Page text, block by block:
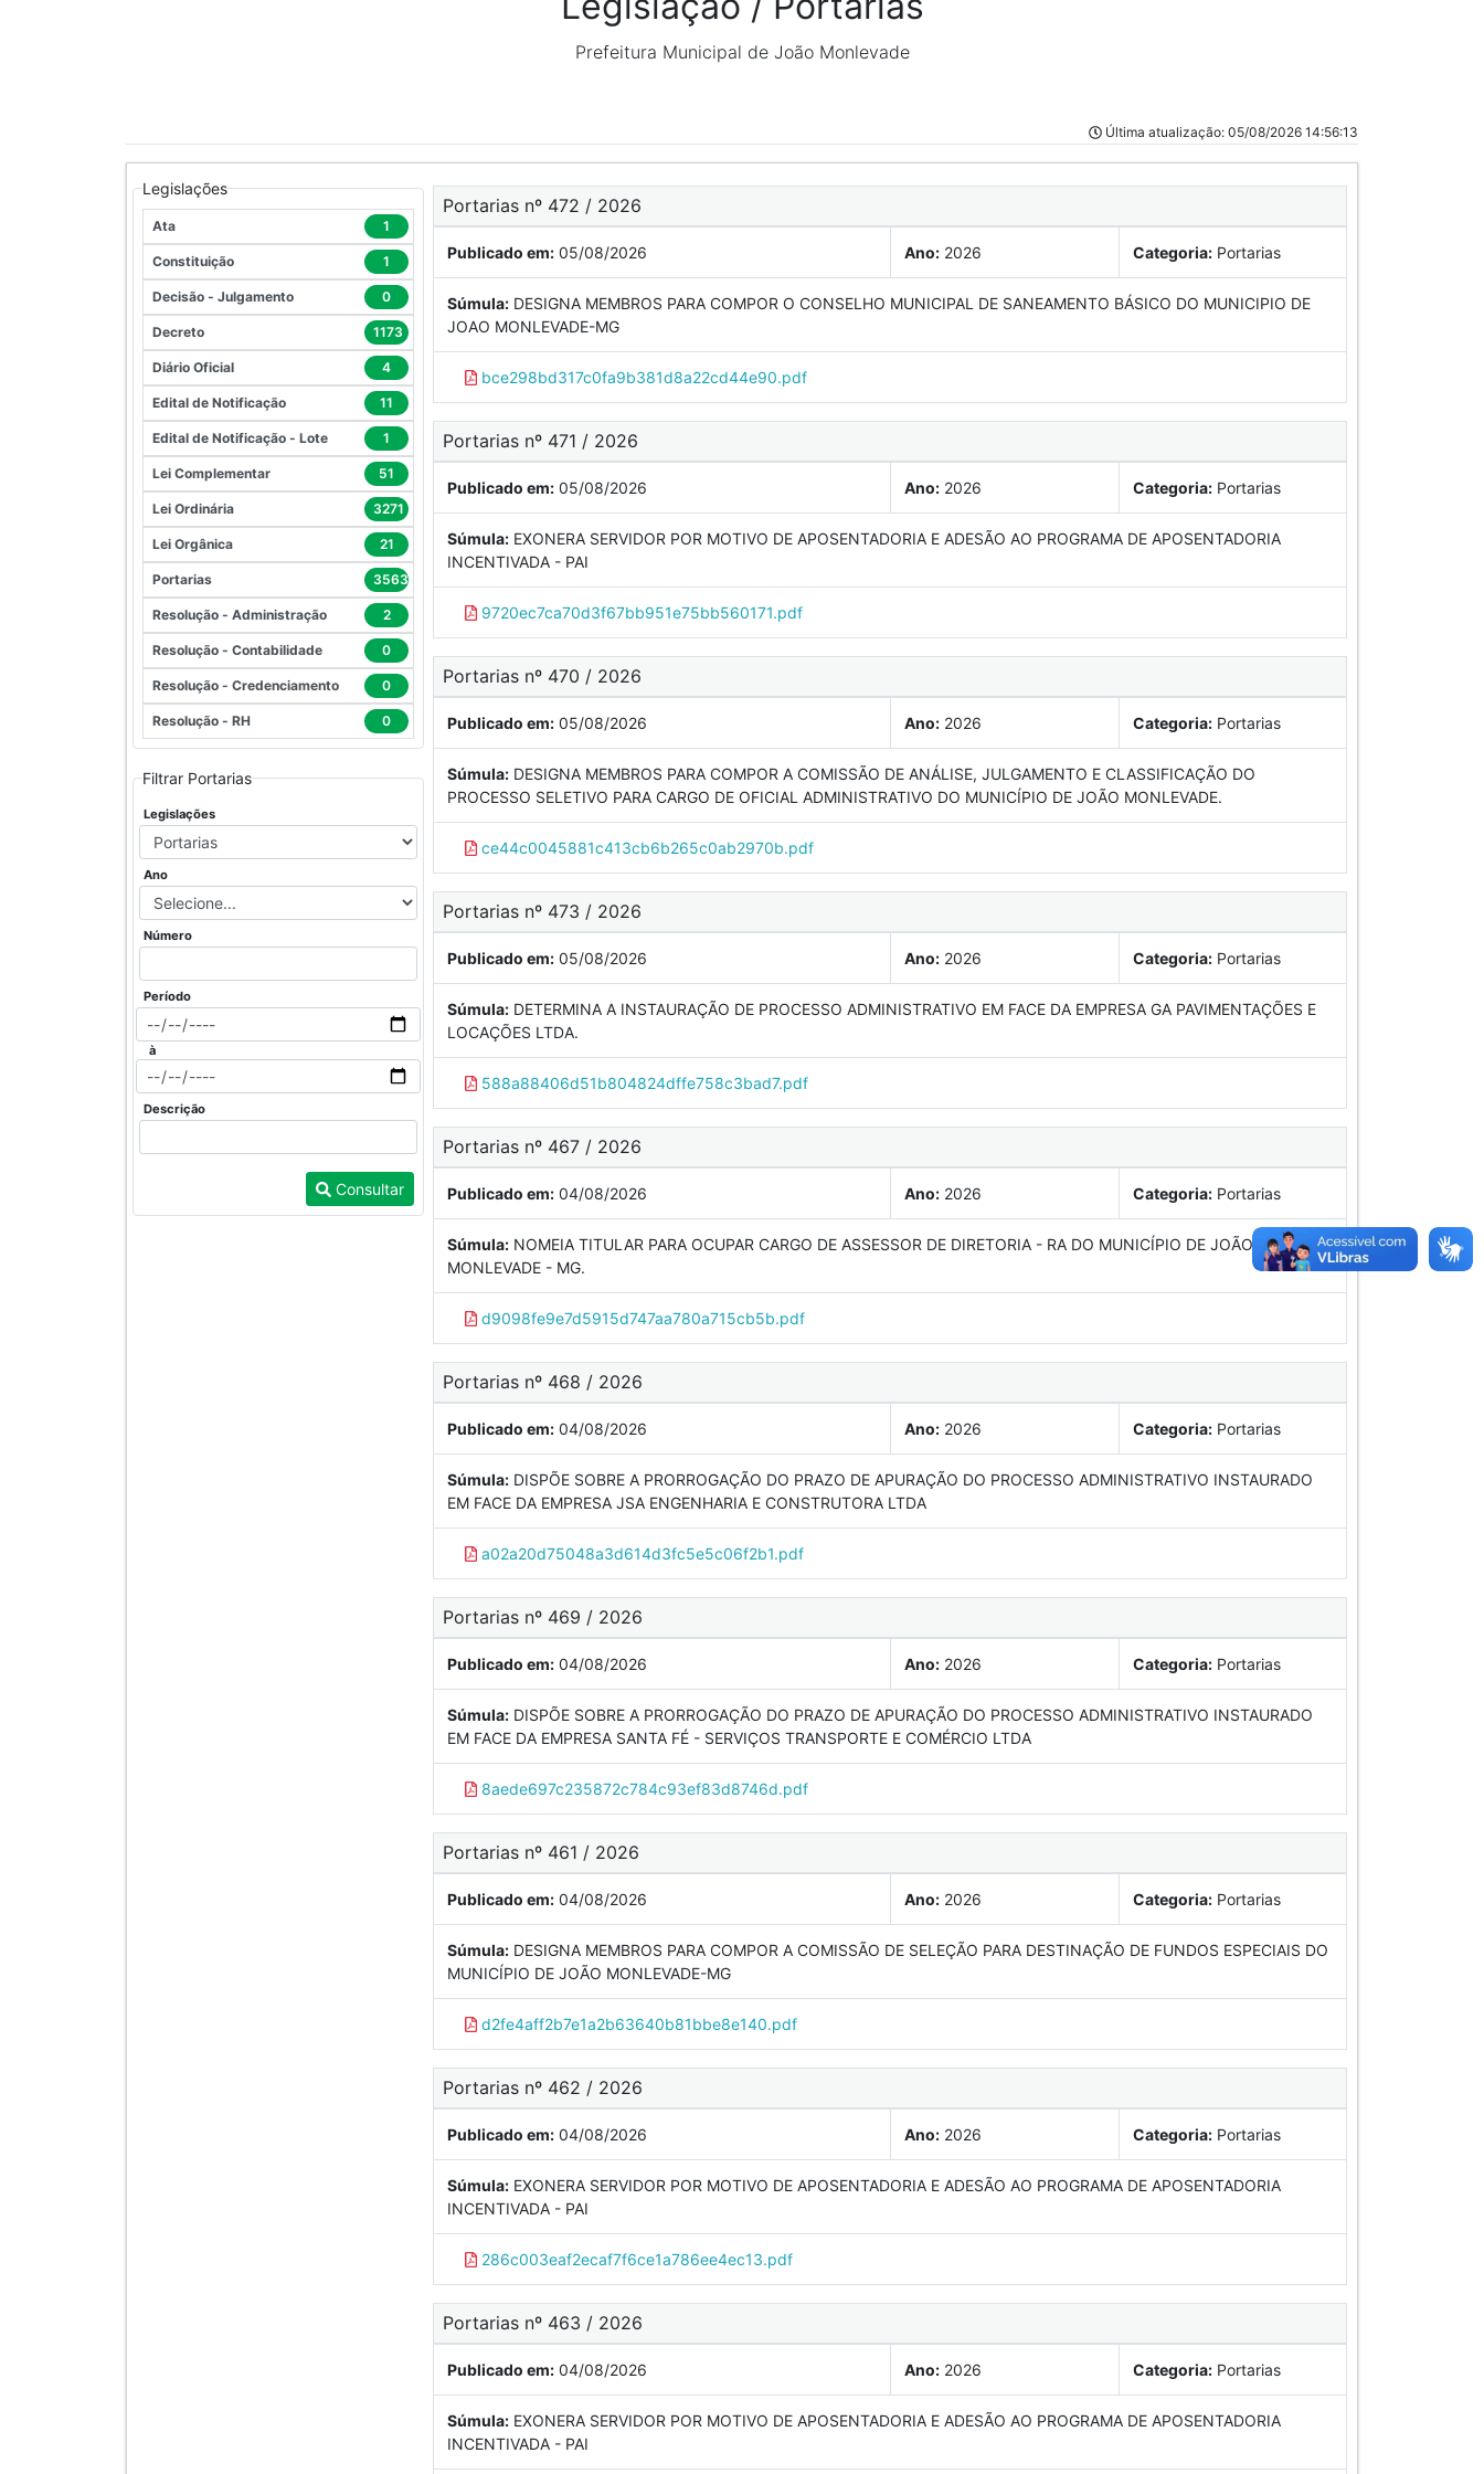
Prefeitura Municipal de João Monlevade
Última atualização: 05/08/2026 14:56:13
Legislações
Ata 1
Constituição 1
Decisão - Julgamento 0
Decreto 1173
Diário Oficial 4
Edital de Notificação 11
Edital de Notificação - Lote 1
Lei Complementar 51
Lei Ordinária 3271
Lei Orgânica 21
Portarias 3563
Resolução - Administração 2
Resolução - Contabilidade 0
Resolução - Credenciamento 0
Resolução - RH 0
Filtrar Portarias
Legislações
Ano
Número
Período
à
Descrição
Consultar
Portarias nº 472 / 2026
Publicado em: 05/08/2026 Ano: 2026 Categoria: Portarias
Súmula: DESIGNA MEMBROS PARA COMPOR O CONSELHO MUNICIPAL DE SANEAMENTO BÁSICO DO MUNICIPIO DE
JOAO MONLEVADE-MG
bce298bd317c0fa9b381d8a22cd44e90.pdf
Portarias nº 471 / 2026
Publicado em: 05/08/2026 Ano: 2026 Categoria: Portarias
Súmula: EXONERA SERVIDOR POR MOTIVO DE APOSENTADORIA E ADESÃO AO PROGRAMA DE APOSENTADORIA
INCENTIVADA - PAI
9720ec7ca70d3f67bb951e75bb560171.pdf
Portarias nº 470 / 2026
Publicado em: 05/08/2026 Ano: 2026 Categoria: Portarias
Súmula: DESIGNA MEMBROS PARA COMPOR A COMISSÃO DE ANÁLISE, JULGAMENTO E CLASSIFICAÇÃO DO
PROCESSO SELETIVO PARA CARGO DE OFICIAL ADMINISTRATIVO DO MUNICÍPIO DE JOÃO MONLEVADE.
ce44c0045881c413cb6b265c0ab2970b.pdf
Portarias nº 473 / 2026
Publicado em: 05/08/2026 Ano: 2026 Categoria: Portarias
Súmula: DETERMINA A INSTAURAÇÃO DE PROCESSO ADMINISTRATIVO EM FACE DA EMPRESA GA PAVIMENTAÇÕES E
LOCAÇÕES LTDA.
588a88406d51b804824dffe758c3bad7.pdf
Portarias nº 467 / 2026
Publicado em: 04/08/2026 Ano: 2026 Categoria: Portarias
Súmula: NOMEIA TITULAR PARA OCUPAR CARGO DE ASSESSOR DE DIRETORIA - RA DO MUNICÍPIO DE JOÃO
MONLEVADE - MG.
d9098fe9e7d5915d747aa780a715cb5b.pdf
Portarias nº 468 / 2026
Publicado em: 04/08/2026 Ano: 2026 Categoria: Portarias
Súmula: DISPÕE SOBRE A PRORROGAÇÃO DO PRAZO DE APURAÇÃO DO PROCESSO ADMINISTRATIVO INSTAURADO
EM FACE DA EMPRESA JSA ENGENHARIA E CONSTRUTORA LTDA
a02a20d75048a3d614d3fc5e5c06f2b1.pdf
Portarias nº 469 / 2026
Publicado em: 04/08/2026 Ano: 2026 Categoria: Portarias
Súmula: DISPÕE SOBRE A PRORROGAÇÃO DO PRAZO DE APURAÇÃO DO PROCESSO ADMINISTRATIVO INSTAURADO
EM FACE DA EMPRESA SANTA FÉ - SERVIÇOS TRANSPORTE E COMÉRCIO LTDA
8aede697c235872c784c93ef83d8746d.pdf
Portarias nº 461 / 2026
Publicado em: 04/08/2026 Ano: 2026 Categoria: Portarias
Súmula: DESIGNA MEMBROS PARA COMPOR A COMISSÃO DE SELEÇÃO PARA DESTINAÇÃO DE FUNDOS ESPECIAIS DO
MUNICÍPIO DE JOÃO MONLEVADE-MG
d2fe4aff2b7e1a2b63640b81bbe8e140.pdf
Portarias nº 462 / 2026
Publicado em: 04/08/2026 Ano: 2026 Categoria: Portarias
Súmula: EXONERA SERVIDOR POR MOTIVO DE APOSENTADORIA E ADESÃO AO PROGRAMA DE APOSENTADORIA
INCENTIVADA - PAI
286c003eaf2ecaf7f6ce1a786ee4ec13.pdf
Portarias nº 463 / 2026
Publicado em: 04/08/2026 Ano: 2026 Categoria: Portarias
Súmula: EXONERA SERVIDOR POR MOTIVO DE APOSENTADORIA E ADESÃO AO PROGRAMA DE APOSENTADORIA
INCENTIVADA - PAI